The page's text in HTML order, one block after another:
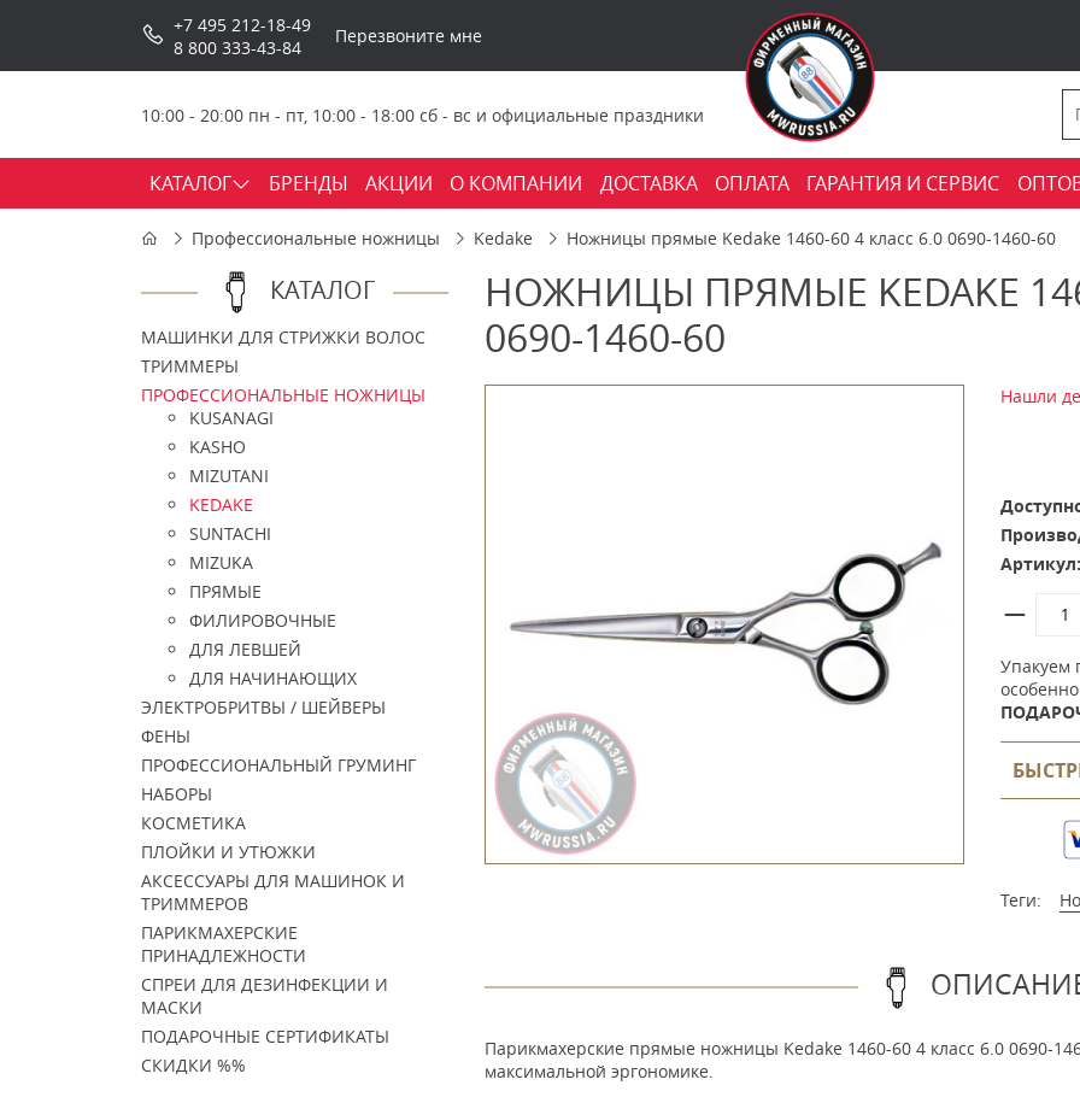
+7 495 212-18-49
8 800 333-43-84
Перезвоните мне
10:00 - 20:00 пн - пт, 10:00 - 18:00 сб - вс и официальные праздники
КАТАЛОГ БРЕНДЫ АКЦИИ О КОМПАНИИ ДОСТАВКА ОПЛАТА ГАРАНТИЯ И СЕРВИС
Профессиональные ножницы Kedake Ножницы прямые Kedake 1460-60 4 класс 6.0 0690-1460-60
КАТАЛОГ
МАШИНКИ ДЛЯ СТРИЖКИ ВОЛОС
ТРИММЕРЫ
ПРОФЕССИОНАЛЬНЫЕ НОЖНИЦЫ
KUSANAGI
KASHO
MIZUTANI
KEDAKE
SUNTACHI
MIZUKA
ПРЯМЫЕ
ФИЛИРОВОЧНЫЕ
ДЛЯ ЛЕВШЕЙ
ДЛЯ НАЧИНАЮЩИХ
ЭЛЕКТРОБРИТВЫ / ШЕЙВЕРЫ
ФЕНЫ
ПРОФЕССИОНАЛЬНЫЙ ГРУМИНГ
НАБОРЫ
КОСМЕТИКА
ПЛОЙКИ И УТЮЖКИ
АКСЕССУАРЫ ДЛЯ МАШИНОК И
ТРИММЕРОВ
ПАРИКМАХЕРСКИЕ
ПРИНАДЛЕЖНОСТИ
СПРЕИ ДЛЯ ДЕЗИНФЕКЦИИ И
МАСКИ
ПОДАРОЧНЫЕ СЕРТИФИКАТЫ
СКИДКИ %%
НОЖНИЦЫ ПРЯМЫЕ KEDAKE
0690-1460-60
Нашли
Артикул:
Упакуем
Теги:
Парикмахерские прямые ножницы Kedake 1460-60 4 класс 6.0 0690-
максимальной эргономике.